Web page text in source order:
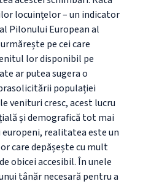
locuințelor – un indicator
Pilonului European al
urmărește pe cei care
lor disponibil pe
ar putea sugera o
populației
venituri cresc, acest lucru
și demografică tot mai
realitatea este un
care depășește cu mult
obicei accesibil. În unele
tânăr necesară pentru a